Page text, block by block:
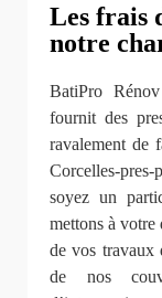
Les frais
notre
BatiPro
fournit des
ravalement de
Corcelles-
soyez un
mettons à votre
de vos travaux
de nos